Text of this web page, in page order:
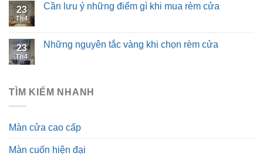
23
Th4
Cần lưu ý những điểm gì khi mua rèm cửa
23
Th4
Những nguyên tắc vàng khi chọn rèm cửa
TÌM KIẾM NHANH
Màn cửa cao cấp
Màn cuốn hiện đại